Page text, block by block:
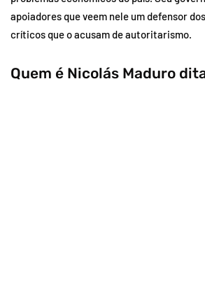
apoiadores que veem nele um defensor
críticos que o acusam de autoritarismo.
Quem é Nicolás Maduro